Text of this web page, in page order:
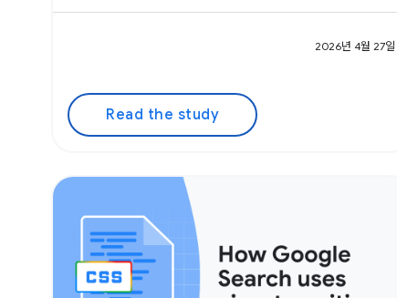
2026년 4월 27일
Read the study